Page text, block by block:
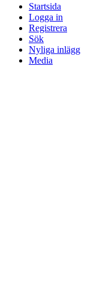
Startsida
Logga in
Registrera
Sök
Nyliga inlägg
Media